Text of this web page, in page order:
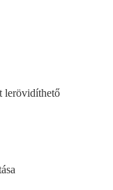
lerövidíthető